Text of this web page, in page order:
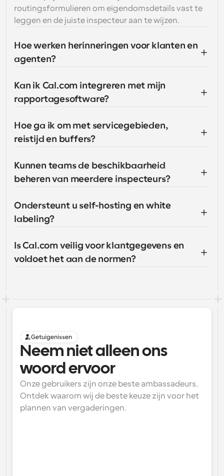
routingsformulieren om eigendomsdetails vast te
leggen en de juiste inspecteur aan te wijzen.
Hoe werken herinneringen voor klanten en
agenten?
Kan ik Cal.com integreren met mijn
rapportagesoftware?
Hoe ga ik om met servicegebieden,
reistijd en buffers?
Kunnen teams de beschikbaarheid
beheren van meerdere inspecteurs?
Ondersteunt u self-hosting en white
labeling?
Is Cal.com veilig voor klantgegevens en
voldoet het aan de normen?
Getuigenissen
Neem niet alleen ons
woord ervoor
Onze gebruikers zijn onze beste ambassadeurs.
Ontdek waarom wij de beste keuze zijn voor het
plannen van vergaderingen.